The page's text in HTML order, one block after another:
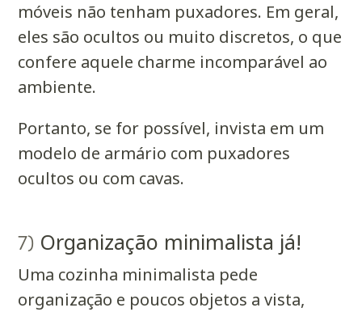
móveis não tenham puxadores. Em geral,
eles são ocultos ou muito discretos, o que
confere aquele charme incomparável ao
ambiente.
Portanto, se for possível, invista em um
modelo de armário com puxadores
ocultos ou com cavas.
7) Organização minimalista já!
Uma cozinha minimalista pede
organização e poucos objetos a vista,